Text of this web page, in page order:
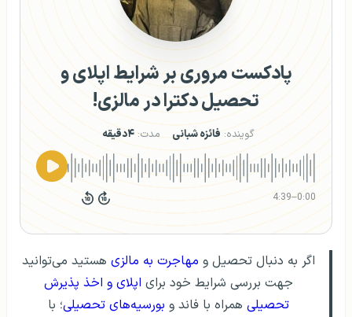
پادکست مروری بر شرایط اپلای و
تحصیل دکترا در مالزی!
گوینده: فائزه شبانی مدت:۴دقیقه
0:00
–
4:39
اگر به دنبال تحصیل و مهاجرت به مالزی هستید می‌توانید
جهت بررسی شرایط خود برای اپلای و اخذ پذیرش
تحصیلی همراه با فاند و بورسیه‌های تحصیلی؛ با